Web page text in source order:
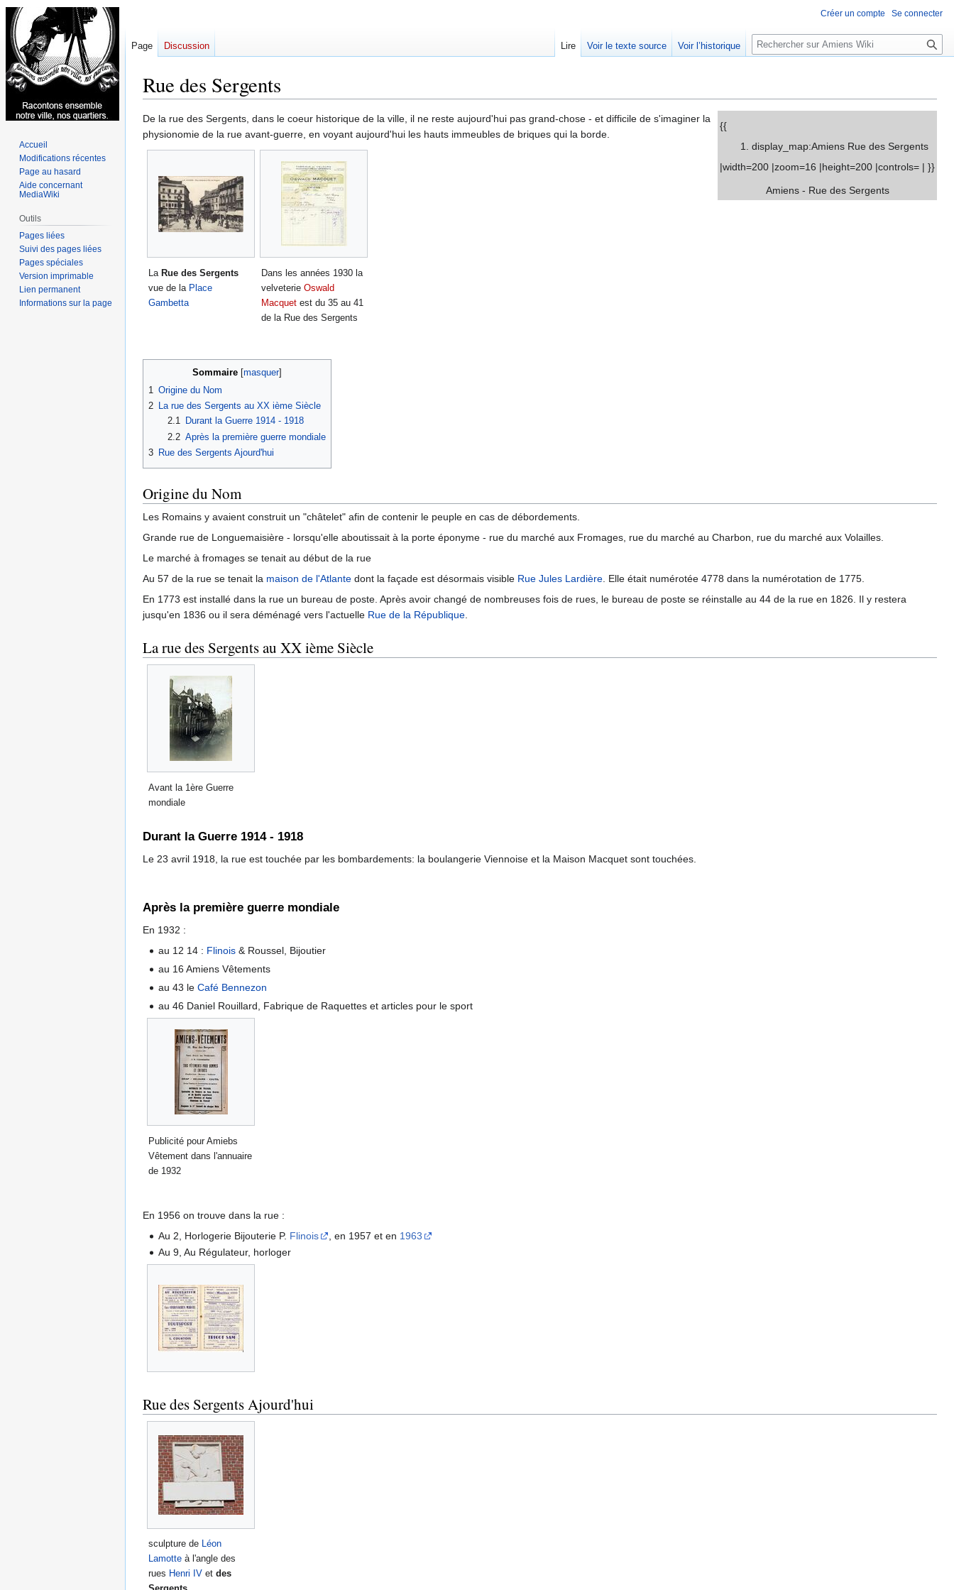
Rue des Sergents
Aller
à
la
Aller
à
la
{{
display_map:Amiens Rue des Sergents
|width=200 |zoom=16 |height=200 |controls= | }}
Amiens - Rue des Sergents
De la rue des Sergents, dans le coeur historique de la ville, il ne reste aujourd'hui pas grand-chose - et difficile de s'imaginer la
physionomie de la rue avant-guerre, en voyant aujourd'hui les hauts immeubles de briques qui la borde.
La Rue des Sergents
vue de la Place
Gambetta
Dans les années 1930 la
velveterie Oswald
Macquet est du 35 au 41
de la Rue des Sergents
Sommaire
1
Origine du Nom
2 La rue des Sergents au XX ième Siècle
2.1
Durant la Guerre 1914 - 1918
2.2 Après la première guerre mondiale
3 Rue des Sergents Ajourd'hui
Origine du Nom
Les Romains y avaient construit un "châtelet" afin de contenir le peuple en cas de débordements.
Grande rue de Longuemaisière - lorsqu'elle aboutissait à la porte éponyme - rue du marché aux Fromages, rue du marché au Charbon, rue du marché aux Volailles.
Le marché à fromages se tenait au début de la rue
Au 57 de la rue se tenait la maison de l'Atlante dont la façade est désormais visible Rue Jules Lardière . Elle était numérotée 4778 dans la numérotation de 1775.
En 1773 est installé dans la rue un bureau de poste. Après avoir changé de nombreuses fois de rues, le bureau de poste se réinstalle au 44 de la rue en 1826. Il y restera
jusqu'en 1836 ou il sera déménagé vers l'actuelle Rue de la République
La rue des Sergents au XX ième Siècle
Avant la 1ère Guerre
mondiale
Durant la Guerre 1914 - 1918
Le 23 avril 1918, la rue est touchée par les bombardements: la boulangerie Viennoise et la Maison Macquet sont touchées.
Après la première guerre mondiale
En 1932 :
au 12 14 : Flinois & Roussel, Bijoutier
au 16 Amiens Vêtements
au 43 leCafé Bennezon
au 46 Daniel Rouillard, Fabrique de Raquettes et articles pour le sport
Publicité pour Amiebs
Vêtement dans l'annuaire
de 1932
En 1956 on trouve dans la rue :
Au 2, Horlogerie Bijouterie P. Flinois , en 1957 et en 1963
Au 9, Au Régulateur, horloger
Rue des Sergents Ajourd'hui
sculpture de Léon
Lamotte à l'angle des
rues Henri IV et des
Créer un compte Se connecter
Page Discussion Lire Voir le texte source Voir l’historique
Rechercher
Accueil
Modifications récentes
Page au hasard
Aide concernant
MediaWiki
Outils
Pages liées
Suivi des pages liées
Pages spéciales
Version imprimable
Lien permanent
Informations sur la page